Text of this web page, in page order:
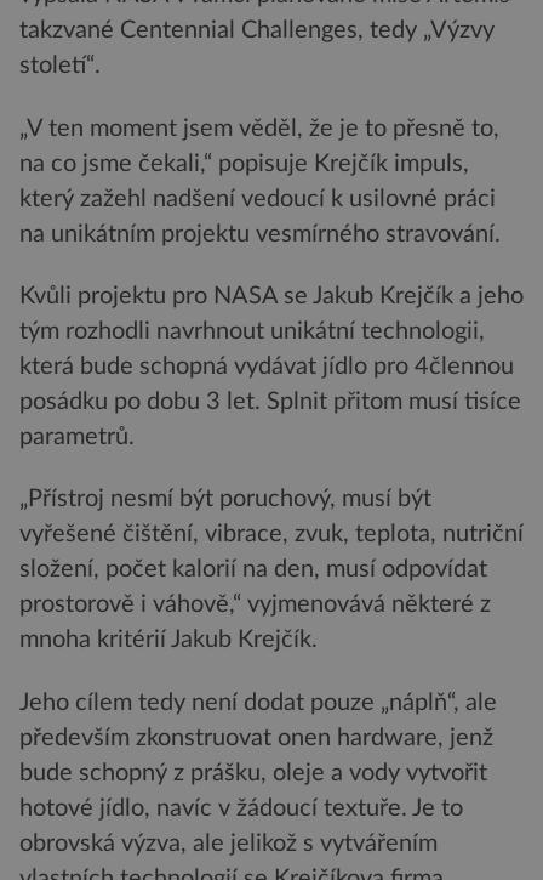
takzvané Centennial Challenges, tedy „Výzvy
století“.
„V ten moment jsem věděl, že je to přesně to,
na co jsme čekali,“ popisuje Krejčík impuls,
který zažehl nadšení vedoucí k usilovné práci
na unikátním projektu vesmírného stravování.
Kvůli projektu pro NASA se Jakub Krejčík a jeho
tým rozhodli navrhnout unikátní technologii,
která bude schopná vydávat jídlo pro 4člennou
posádku po dobu 3 let. Splnit přitom musí tisíce
parametrů.
„Přístroj nesmí být poruchový, musí být
vyřešené čištění, vibrace, zvuk, teplota, nutriční
složení, počet kalorií na den, musí odpovídat
prostorově i váhově,“ vyjmenovává některé z
mnoha kritérií Jakub Krejčík.
Jeho cílem tedy není dodat pouze „náplň“, ale
především zkonstruovat onen hardware, jenž
bude schopný z prášku, oleje a vody vytvořit
hotové jídlo, navíc v žádoucí textuře. Je to
obrovská výzva, ale jelikož s vytvářením